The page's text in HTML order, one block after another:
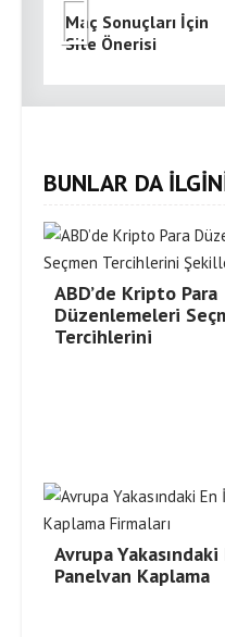
Maç Sonuçları İçin
Site Önerisi
BUNLAR DA
ABD’de Kripto Para
Düzenlemeleri
Tercihlerini
Avrupa Yakasındaki
Panelvan Kaplama